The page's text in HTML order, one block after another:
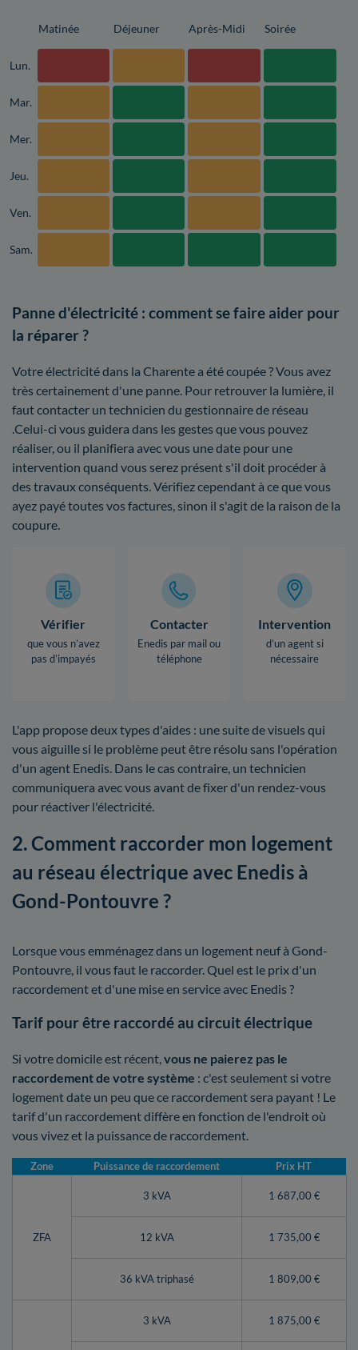
Matinée Déjeuner Après-Midi Soirée
Lun.
Mar.
Mer.
Jeu.
Ven.
Sam.
Panne d'électricité : comment se faire aider pour
la réparer ?
Votre électricité dans la Charente a été coupée ? Vous avez
très certainement d'une panne. Pour retrouver la lumière, il
faut contacter un technicien du gestionnaire de réseau
.Celui-ci vous guidera dans les gestes que vous pouvez
réaliser, ou il planifiera avec vous une date pour une
intervention quand vous serez présent s'il doit procéder à
des travaux conséquents. Vérifiez cependant à ce que vous
ayez payé toutes vos factures, sinon il s'agit de la raison de la
coupure.
Vérifier
que vous n’avez
pas d’impayés
Contacter
Enedis par mail ou
téléphone
Intervention
d’un agent si
nécessaire
L'app propose deux types d'aides : une suite de visuels qui
vous aiguille si le problème peut être résolu sans l'opération
d'un agent Enedis. Dans le cas contraire, un technicien
communiquera avec vous avant de fixer d'un rendez-vous
pour réactiver l'électricité.
2. Comment raccorder mon logement
au réseau électrique avec Enedis à
Gond-Pontouvre ?
Lorsque vous emménagez dans un logement neuf à Gond-
Pontouvre, il vous faut le raccorder. Quel est le prix d'un
raccordement et d'une mise en service avec Enedis ?
Tarif pour être raccordé au circuit électrique
Si votre domicile est récent,vous ne paierez pas le
raccordement de votre système : c'est seulement si votre
logement date un peu que ce raccordement sera payant ! Le
tarif d'un raccordement diffère en fonction de l'endroit où
vous vivez et la puissance de raccordement.
Zone Puissance de raccordement Prix HT
ZFA
3 kVA 1 687,00 €
12 kVA 1 735,00 €
36 kVA triphasé 1 809,00 €
3 kVA 1 875,00 €